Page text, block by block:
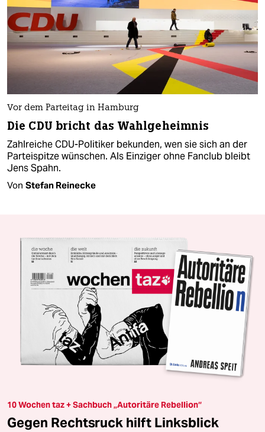
Vor dem Parteitag in Hamburg
Die CDU bricht das Wahlgeheimnis
Zahlreiche CDU-Politiker bekunden, wen sie sich an der
Parteispitze wünschen. Als Einziger ohne Fanclub bleibt
Jens Spahn.
Von Stefan Reinecke
10 Wochen taz + Sachbuch „Autoritäre Rebellion“
Gegen Rechtsruck hilft Linksblick